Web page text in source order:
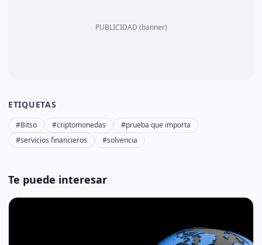
PUBLICIDAD (banner)
ETIQUETAS
#Bitso #criptomonedas
#prueba que importa
#servicios financieros
#solvencia
Te puede interesar